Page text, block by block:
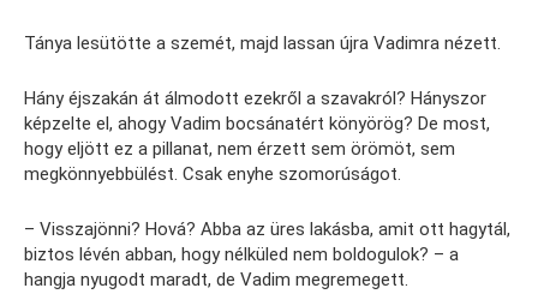
Tánya lesütötte a szemét, majd lassan újra Vadimra nézett.
Hány éjszakán át álmodott ezekről a szavakról? Hányszor
képzelte el, ahogy Vadim bocsánatért könyörög? De most,
hogy eljött ez a pillanat, nem érzett sem örömöt, sem
megkönnyebbülést. Csak enyhe szomorúságot.
– Visszajönni? Hová? Abba az üres lakásba, amit ott hagytál,
biztos lévén abban, hogy nélküled nem boldogulok? – a
hangja nyugodt maradt, de Vadim megremegett.